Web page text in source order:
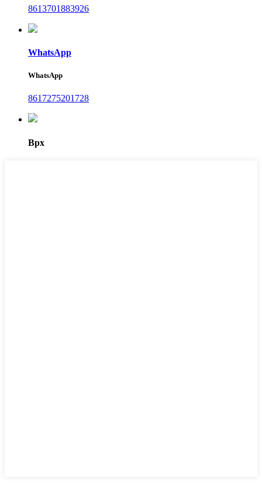
8613701883926
WhatsApp
WhatsApp
8617275201728
Врх